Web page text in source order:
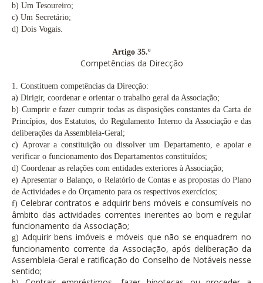
b) Um Tesoureiro;
c) Um Secretário;
d) Dois Vogais.
Artigo 35.º
Competências da Direcção
1. Constituem competências da Direcção:
a) Dirigir, coordenar e orientar o trabalho geral da Associação;
b) Cumprir e fazer cumprir todas as disposições constantes da Carta de
Princípios, dos Estatutos, do Regulamento Interno da Associação e das
deliberações da Assembleia-Geral;
c) Aprovar a constituição ou dissolver um Departamento, e apoiar e
verificar o funcionamento dos Departamentos constituídos;
d) Coordenar as relações com entidades exteriores à Associação;
e) Apresentar o Balanço, o Relatório de Contas e as propostas do Plano
de Actividades e do Orçamento para os respectivos exercícios;
f) Celebrar contratos e adquirir bens móveis e consumíveis no
âmbito das actividades correntes inerentes ao bom e regular
funcionamento da Associação;
g) Adquirir bens imóveis e móveis que não se enquadrem no
funcionamento corrente da Associação, após deliberação da
Assembleia-Geral e ratificação do Conselho de Notáveis nesse
sentido;